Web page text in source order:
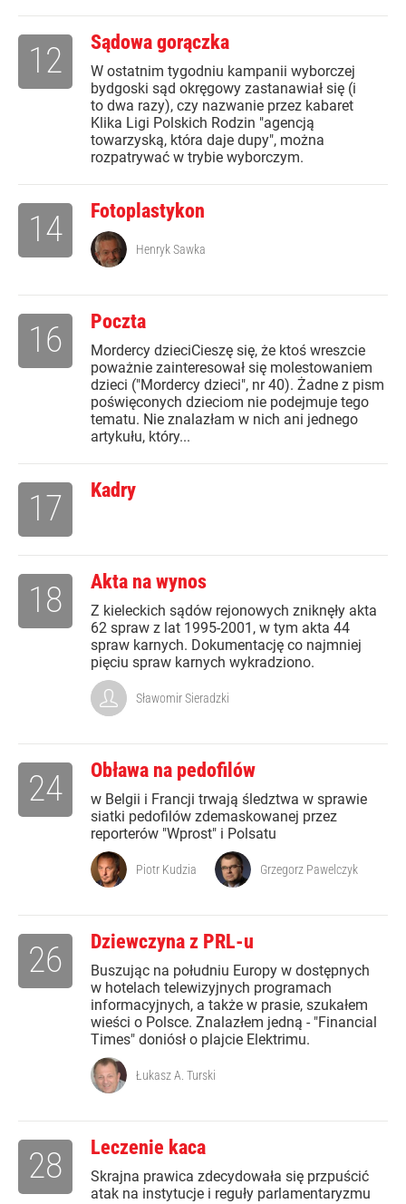
Sądowa gorączka
W ostatnim tygodniu kampanii wyborczej
bydgoski sąd okręgowy zastanawiał się (i
to dwa razy), czy nazwanie przez kabaret
Klika Ligi Polskich Rodzin "agencją
towarzyską, która daje dupy", można
rozpatrywać w trybie wyborczym.
12
Fotoplastykon
14 Henryk Sawka
Poczta
Mordercy dzieciCieszę się, że ktoś wreszcie
poważnie zainteresował się molestowaniem
dzieci ("Mordercy dzieci", nr 40). Żadne z pism
poświęconych dzieciom nie podejmuje tego
tematu. Nie znalazłam w nich ani jednego
artykułu, który...
16
Kadry
17
Akta na wynos
Z kieleckich sądów rejonowych zniknęły akta
62 spraw z lat 1995-2001, w tym akta 44
spraw karnych. Dokumentację co najmniej
pięciu spraw karnych wykradziono.
18
Sławomir Sieradzki
Obława na pedofilów
w Belgii i Francji trwają śledztwa w sprawie
siatki pedofilów zdemaskowanej przez
reporterów "Wprost" i Polsatu
24
Piotr Kudzia Grzegorz Pawelczyk
Dziewczyna z PRL-u
Buszując na południu Europy w dostępnych
w hotelach telewizyjnych programach
informacyjnych, a także w prasie, szukałem
wieści o Polsce. Znalazłem jedną - "Financial
Times" doniósł o plajcie Elektrimu.
26
Łukasz A. Turski
Leczenie kaca
Skrajna prawica zdecydowała się przpuścić
atak na instytucje i reguły parlamentaryzmu
28